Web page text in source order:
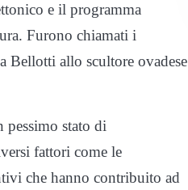
e il programma
Furono chiamati i
Bellotti allo scultore ovadese
pessimo stato di
fattori come le
che hanno contribuito ad